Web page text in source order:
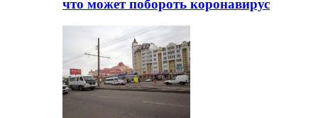
что может побороть коронавирус